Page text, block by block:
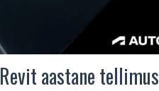
Revit aastane tellimus